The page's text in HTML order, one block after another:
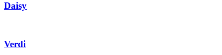
Daisy
Verdi